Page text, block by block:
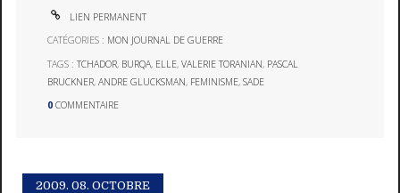
LIEN PERMANENT
CATÉGORIES : MON JOURNAL DE GUERRE
TAGS :TCHADOR, BURQA, ELLE,VALERIE TORANIAN, PASCAL
BRUCKNER,ANDRE GLUCKSMAN, FEMINISME,SADE
0 COMMENTAIRE
2009. 08. OCTOBRE